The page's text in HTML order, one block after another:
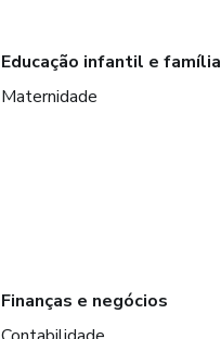
Educação infantil e família
Maternidade
Finanças e negócios